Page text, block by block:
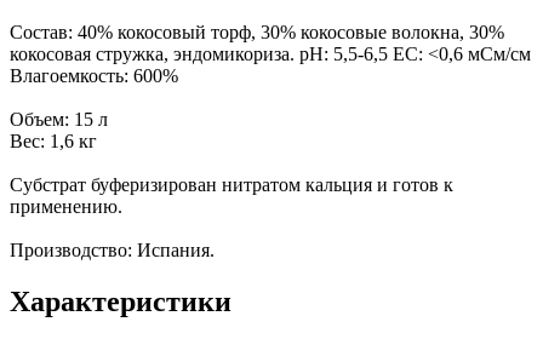
Состав: 40% кокосовый торф, 30% кокосовые волокна, 30%
кокосовая стружка, эндомикориза. pH: 5,5-6,5 EC: <0,6 мСм/см
Влагоемкость: 600%
Объем: 15 л
Вес: 1,6 кг
Субстрат буферизирован нитратом кальция и готов к
применению.
Производство: Испания.
Характеристики